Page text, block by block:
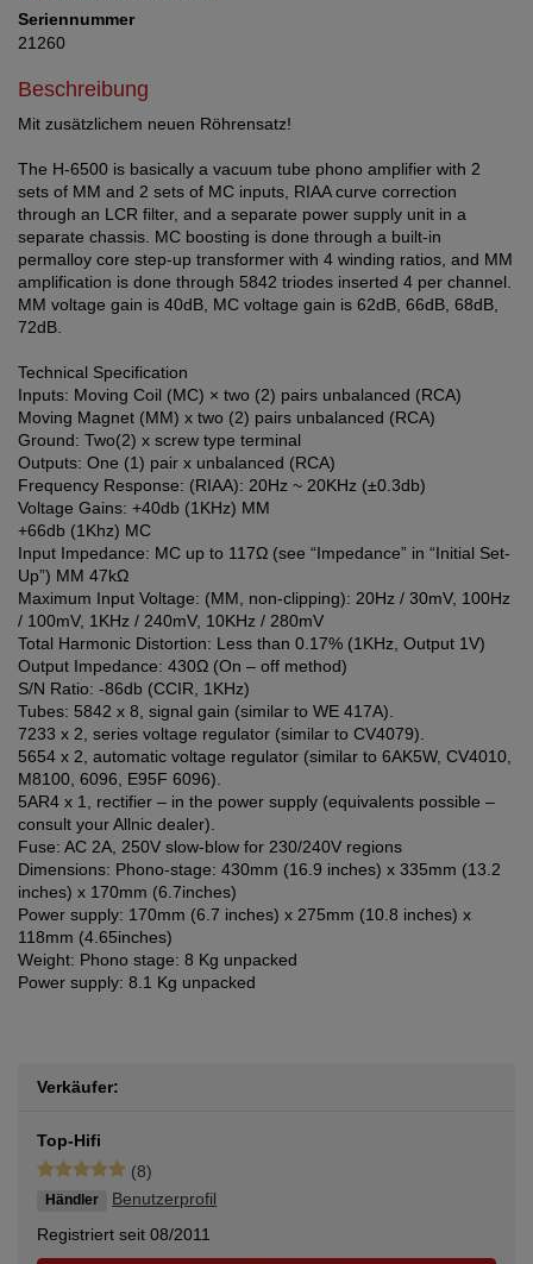
Seriennummer
21260
Beschreibung
Mit zusätzlichem neuen Röhrensatz!
The H-6500 is basically a vacuum tube phono amplifier with 2
sets of MM and 2 sets of MC inputs, RIAA curve correction
through an LCR filter, and a separate power supply unit in a
separate chassis. MC boosting is done through a built-in
permalloy core step-up transformer with 4 winding ratios, and MM
amplification is done through 5842 triodes inserted 4 per channel.
MM voltage gain is 40dB, MC voltage gain is 62dB, 66dB, 68dB,
72dB.
Technical Specification
Inputs: Moving Coil (MC) × two (2) pairs unbalanced (RCA)
Moving Magnet (MM) x two (2) pairs unbalanced (RCA)
Ground: Two(2) x screw type terminal
Outputs: One (1) pair x unbalanced (RCA)
Frequency Response: (RIAA): 20Hz ~ 20KHz (±0.3db)
Voltage Gains: +40db (1KHz) MM
+66db (1Khz) MC
Input Impedance: MC up to 117Ω (see “Impedance” in “Initial Set-
Up”) MM 47kΩ
Maximum Input Voltage: (MM, non-clipping): 20Hz / 30mV, 100Hz
/ 100mV, 1KHz / 240mV, 10KHz / 280mV
Total Harmonic Distortion: Less than 0.17% (1KHz, Output 1V)
Output Impedance: 430Ω (On – off method)
S/N Ratio: -86db (CCIR, 1KHz)
Tubes: 5842 x 8, signal gain (similar to WE 417A).
7233 x 2, series voltage regulator (similar to CV4079).
5654 x 2, automatic voltage regulator (similar to 6AK5W, CV4010,
M8100, 6096, E95F 6096).
5AR4 x 1, rectifier – in the power supply (equivalents possible –
consult your Allnic dealer).
Fuse: AC 2A, 250V slow-blow for 230/240V regions
Dimensions: Phono-stage: 430mm (16.9 inches) x 335mm (13.2
inches) x 170mm (6.7inches)
Power supply: 170mm (6.7 inches) x 275mm (10.8 inches) x
118mm (4.65inches)
Weight: Phono stage: 8 Kg unpacked
Power supply: 8.1 Kg unpacked
Verkäufer:
Top-Hifi
(8)
Händler
Benutzerprofil
Registriert seit 08/2011